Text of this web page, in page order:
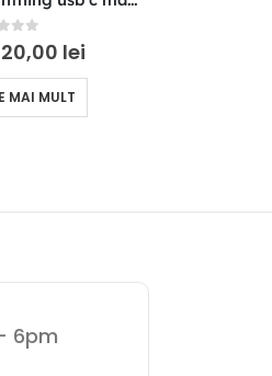
of 5
20,00 lei
MAI MULT
6pm